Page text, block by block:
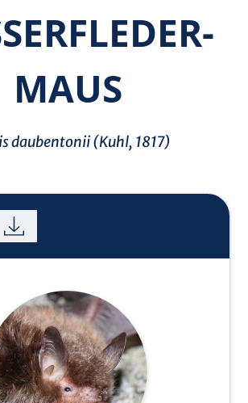
MAUS
daubentonii (Kuhl, 1817)